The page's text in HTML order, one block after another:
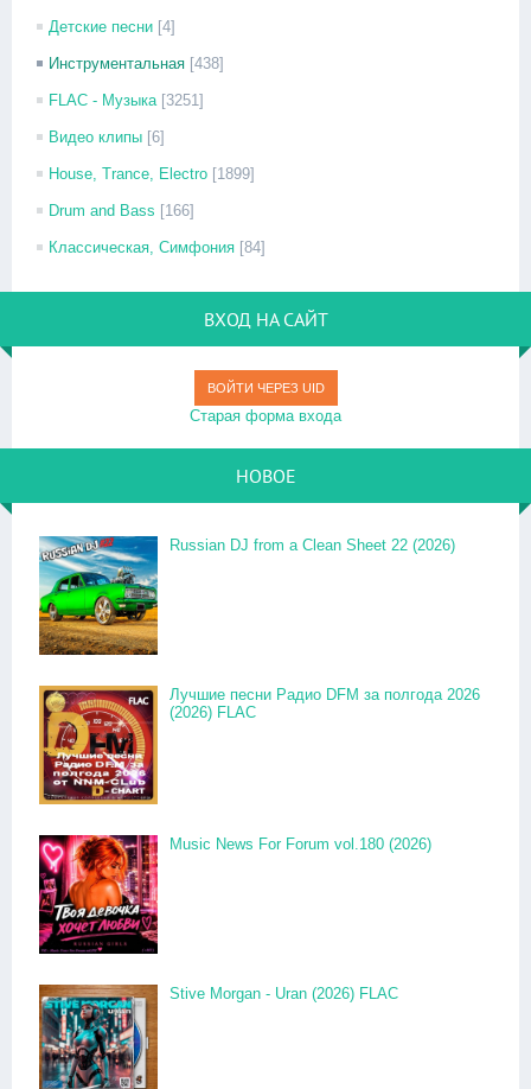
Детские песни [4]
Инструментальная [438]
FLAC - Музыка [3251]
Видео клипы [6]
House, Trance, Electro [1899]
Drum and Bass [166]
Классическая, Симфония [84]
ВХОД НА САЙТ
ВОЙТИ ЧЕРЕЗ UID
Старая форма входа
НОВОЕ
Russian DJ from a Clean Sheet 22 (2026)
Лучшие песни Радио DFM за полгода 2026
(2026) FLAC
Music News For Forum vol.180 (2026)
Stive Morgan - Uran (2026) FLAC